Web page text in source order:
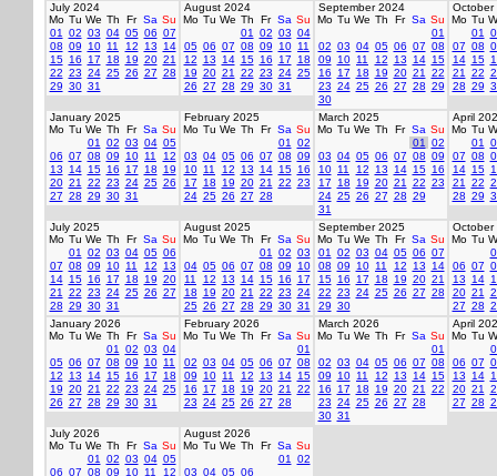
July 2024
Mo Tu We Th Fr Sa Su
01
02 03 04 05 06 07
08 09 10 11 12 13
14
15 16 17 18 19 20 21
22 23 24 25 26 27 28
29 30 31
August 2024
Mo Tu We Th Fr Sa Su
01
02 03 04
05 06 07 08 09 10 11
12
13 14 15 16 17
18
19 20 21 22 23 24 25
26 27 28 29 30 31
September 2024
Mo Tu We Th Fr Sa Su
01
02 03 04 05 06 07 08
09
10 11 12 13 14 15
16
17 18 19 20 21
22
23 24 25 26 27 28 29
30
October
Mo Tu
01
07 08
14 15
21
22
28 29
January 2025
Mo Tu We Th Fr Sa Su
01
02 03 04 05
06 07 08 09 10 11
12
13
14 15 16 17 18
19
20 21 22 23 24 25 26
27 28 29 30 31
February 2025
Mo Tu We Th Fr Sa Su
01
02
03 04 05 06 07 08 09
10 11 12 13 14 15 16
17
18 19 20 21 22 23
24 25 26 27 28
March 2025
Mo Tu We Th Fr Sa Su
01
02
03 04 05 06 07 08 09
10 11 12 13 14 15 16
17
18 19 20 21 22 23
24 25 26 27 28 29
31
April
Mo Tu
01
07 08
14 15
21
22
28 29
July 2025
Mo Tu We Th Fr Sa Su
01
02 03 04 05 06
07 08 09 10 11 12
13
14 15 16 17 18 19 20
21
22 23 24 25 26 27
28 29 30 31
August 2025
Mo Tu We Th Fr Sa Su
01
02 03
04 05 06 07 08 09
10
11
12 13 14 15 16
17
18
19 20 21 22 23 24
25 26 27 28 29 30 31
September 2025
Mo Tu We Th Fr Sa Su
01
02 03 04 05 06 07
08 09 10 11 12 13
14
15 16 17 18 19 20 21
22 23 24 25 26 27 28
29 30
October
Mo Tu
06 07
13
14
20 21
27 28
January 2026
Mo Tu We Th Fr Sa Su
01
02 03 04
05 06 07 08 09 10 11
12
13 14 15 16 17
18
19 20 21 22 23 24 25
26 27 28 29 30 31
February 2026
Mo Tu We Th Fr Sa Su
01
02 03 04 05 06 07 08
09
10 11 12 13 14 15
16
17 18 19 20 21
22
23 24 25 26 27 28
March 2026
Mo Tu We Th Fr Sa Su
01
02 03 04 05 06 07 08
09
10 11 12 13 14 15
16
17 18 19 20 21
22
23 24 25 26 27 28
30 31
April
Mo Tu
06 07
13
14
20 21
27 28
July 2026
Mo Tu We Th Fr Sa Su
01
02 03 04 05
06 07 08 09 10 11
12
August 2026
Mo Tu We Th Fr Sa Su
01
02
03 04 05 06